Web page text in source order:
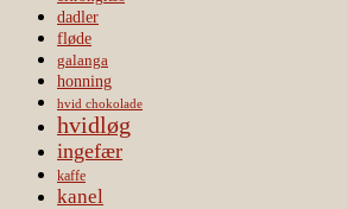
dadler
fløde
galanga
honning
hvid chokolade
hvidløg
ingefær
kaffe
kanel